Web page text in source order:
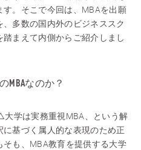
。そこで今回は、MBAを出願
多数の国内外のビジネススク
まえて内側からご紹介しまし
MBAなのか？
学は実務重視MBA、という解
基づく属人的な表現のため正
そも、MBA教育を提供する大学